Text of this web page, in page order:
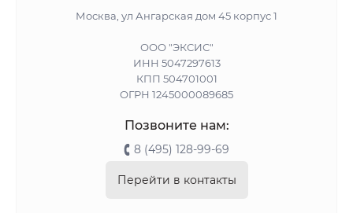
Москва, ул Ангарская дом 45 корпус 1
ООО "ЭКСИС"
ИНН 5047297613
КПП 504701001
ОГРН 1245000089685
Позвоните нам:
8 (495) 128-99-69
Перейти в контакты